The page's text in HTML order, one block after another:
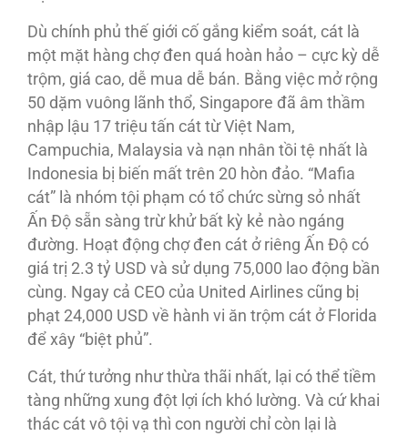
Dù chính phủ thế giới cố gắng kiểm soát, cát là
một mặt hàng chợ đen quá hoàn hảo – cực kỳ dễ
trộm, giá cao, dễ mua dễ bán. Bằng việc mở rộng
50 dặm vuông lãnh thổ, Singapore đã âm thầm
nhập lậu 17 triệu tấn cát từ Việt Nam,
Campuchia, Malaysia và nạn nhân tồi tệ nhất là
Indonesia bị biến mất trên 20 hòn đảo. “Mafia
cát” là nhóm tội phạm có tổ chức sừng sỏ nhất
Ấn Ðộ sẵn sàng trừ khử bất kỳ kẻ nào ngáng
đường. Hoạt động chợ đen cát ở riêng Ấn Ðộ có
giá trị 2.3 tỷ USD và sử dụng 75,000 lao động bần
cùng. Ngay cả CEO của United Airlines cũng bị
phạt 24,000 USD về hành vi ăn trộm cát ở Florida
để xây “biệt phủ”.
Cát, thứ tưởng như thừa thãi nhất, lại có thể tiềm
tàng những xung đột lợi ích khó lường. Và cứ khai
thác cát vô tội vạ thì con người chỉ còn lại là